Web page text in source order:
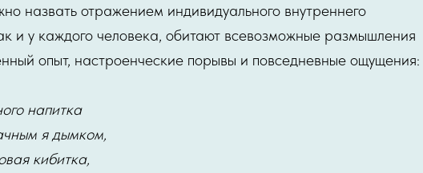
назвать отражением индивидуального внутреннего
и у каждого человека, обитают всевозможные размышления
опыт, настроенческие порывы и повседневные ощущения:
напитка
я дымком,
кибитка,